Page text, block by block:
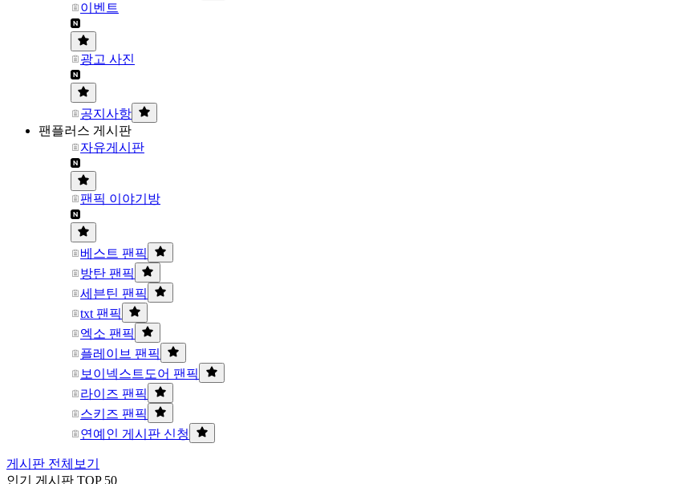
이벤트
광고 사진
공지사항
팬플러스 게시판
자유게시판
팬픽 이야기방
베스트 팬픽
방탄 팬픽
세븐틴 팬픽
txt 팬픽
엑소 팬픽
플레이브 팬픽
보이넥스트도어 팬픽
라이즈 팬픽
스키즈 팬픽
연예인 게시판 신청
게시판 전체보기
인기 게시판 TOP 50